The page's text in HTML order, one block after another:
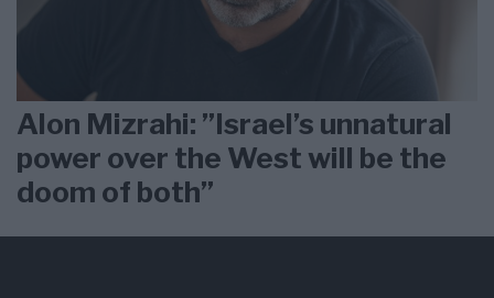
Alon Mizrahi: ”Israel’s unnatural
power over the West will be the
doom of both”